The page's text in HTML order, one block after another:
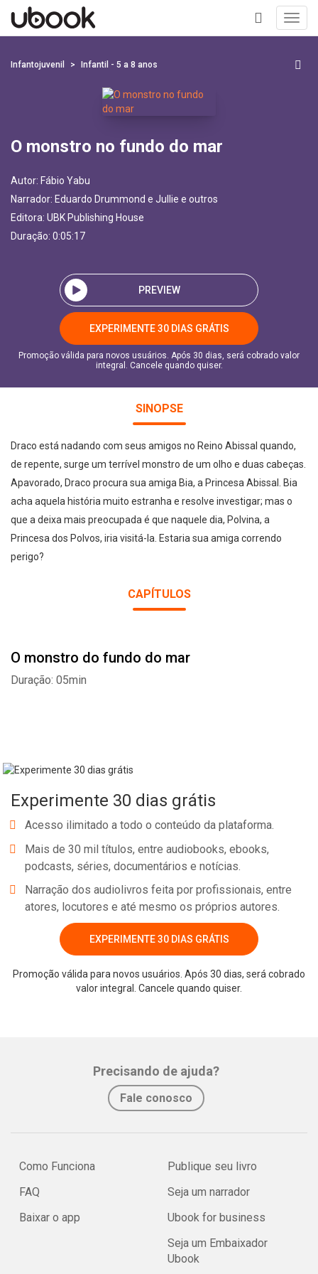
+
Infantojuvenil Infantil - 5 a 8 anos
O monstro no fundo do mar
Autor: Fábio Yabu
Narrador: Eduardo Drummond e Jullie e outros
Editora: UBK Publishing House
Duração: 0:05:17
PREVIEW
EXPERIMENTE 30 DIAS GRÁTIS
Promoção válida para novos usuários. Após 30 dias, será cobrado valor
integral. Cancele quando quiser.
SINOPSE
Draco está nadando com seus amigos no Reino Abissal quando,
de repente, surge um terrível monstro de um olho e duas cabeças.
Apavorado, Draco procura sua amiga Bia, a Princesa Abissal. Bia
acha aquela história muito estranha e resolve investigar; mas o
que a deixa mais preocupada é que naquele dia, Polvina, a
Princesa dos Polvos, iria visitá-la. Estaria sua amiga correndo
perigo?
CAPÍTULOS
O monstro do fundo do mar
Duração: 05min
Experimente 30 dias grátis
Acesso ilimitado a todo o conteúdo da plataforma.
Mais de 30 mil títulos, entre audiobooks, ebooks,
podcasts, séries, documentários e notícias.
Narração dos audiolivros feita por profissionais, entre
atores, locutores e até mesmo os próprios autores.
EXPERIMENTE 30 DIAS GRÁTIS
Promoção válida para novos usuários. Após 30 dias, será cobrado
valor integral. Cancele quando quiser.
Precisando de ajuda?
Fale conosco
Como Funciona
FAQ
Baixar o app
Publique seu livro
Seja um narrador
Ubook for business
Seja um Embaixador
Ubook
Whatsapp Facebook Twitter E-mail